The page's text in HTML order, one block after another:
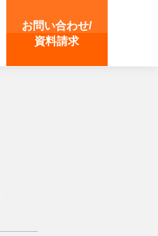
お問い合わせ/
資料請求